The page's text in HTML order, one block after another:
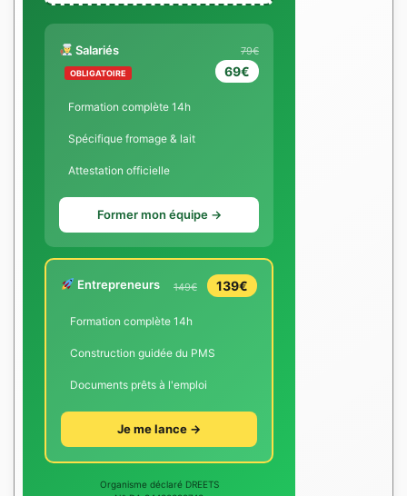
Salariés
OBLIGATOIRE
79€
69€
Formation complète 14h
Spécifique fromage & lait
Attestation officielle
Former mon équipe →
Entrepreneurs 149€ 139€
Formation complète 14h
Construction guidée du PMS
Documents prêts à l'emploi
Je me lance →
Organisme déclaré DREETS